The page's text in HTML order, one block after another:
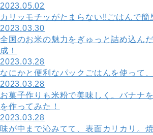
2023.05.02
カリッモチッがたまらない!!ごはんで簡
2023.03.30
全国のお米の魅力をぎゅっと詰め込ん
成！
2023.03.28
なにかと便利なパックごはんを使って
2023.03.28
お菓子作りも米粉で美味しく。バナナ
を作ってみた！
2023.03.28
味が中まで沁みてて、表面カリカリ。